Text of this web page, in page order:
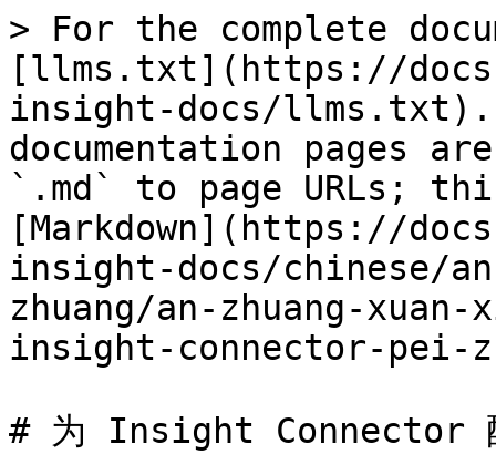
> For the complete
[llms.txt](https://
insight-docs/llms.txt).
documentation pages
`.md` to page URLs;
[Markdown](https://
insight-docs/chinese/
zhuang/an-zhuang-
insight-connector-pei-
# 为 Insight Connector